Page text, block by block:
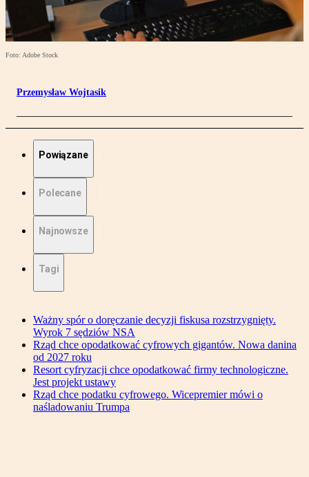
Foto: Adobe Stock
Przemysław Wojtasik
Powiązane
Polecane
Najnowsze
Tagi
Ważny spór o doręczanie decyzji fiskusa rozstrzygnięty.
Wyrok 7 sędziów NSA
Rząd chce opodatkować cyfrowych gigantów. Nowa danina
od 2027 roku
Resort cyfryzacji chce opodatkować firmy technologiczne.
Jest projekt ustawy
Rząd chce podatku cyfrowego. Wicepremier mówi o
naśladowaniu Trumpa